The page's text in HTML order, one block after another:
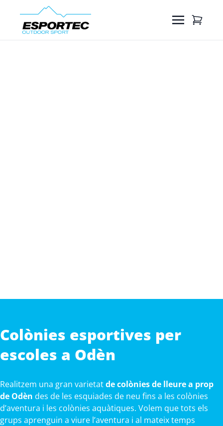
Colònies esportives per
escoles a Odèn
Realitzem una gran varietatde colònies de lleure a prop
de Odèn des de les esquiades de neu fins a les colònies
d’aventura i les colònies aquàtiques. Volem que tots els
grups aprenguin a viure l’aventura i al mateix temps